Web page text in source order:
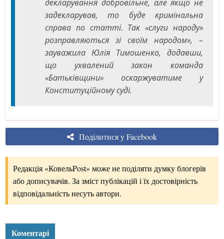
декларування добровільне, але якщо не
задекларував, то буде кримінальна
справа по статті. Так «слуги народу»
розправляються зі своїм народом», –
зауважила Юлія Тимошенко, додавши,
що ухвалений закон команда
«Батьківщини» оскаржуватиме у
Конституційному суді.
Поділитися у Facebook
Редакція «КовельPost» може не поділяти думку блогерів
або дописувачів. За зміст публікацій і їх достовірність
відповідальність несуть автори.
Коментарі